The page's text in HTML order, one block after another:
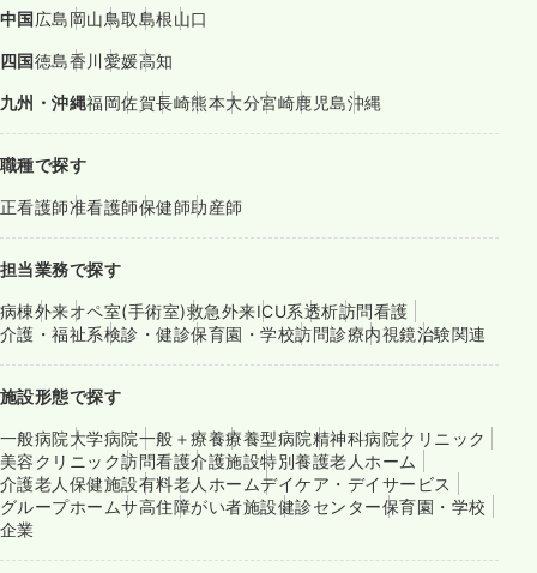
中国広島岡山鳥取島根山口
四国徳島香川愛媛高知
九州・沖縄福岡佐賀長崎熊本大分宮崎鹿児島沖縄
職種で探す
正看護師准看護師保健師助産師
担当業務で探す
病棟外来オペ室(手術室)救急外来ICU系透析訪問看護
介護・福祉系検診・健診保育園・学校訪問診療内視鏡治験関連
施設形態で探す
一般病院大学病院一般＋療養療養型病院精神科病院クリニック
美容クリニック訪問看護介護施設特別養護老人ホーム
介護老人保健施設有料老人ホームデイケア・デイサービス
グループホームサ高住障がい者施設健診センター保育園・学校
企業